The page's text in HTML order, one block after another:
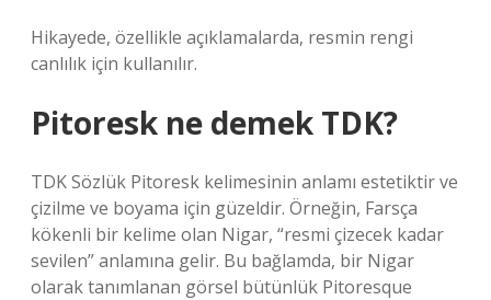
Hikayede, özellikle açıklamalarda, resmin rengi
canlılık için kullanılır.
Pitoresk ne demek TDK?
TDK Sözlük Pitoresk kelimesinin anlamı estetiktir ve
çizilme ve boyama için güzeldir. Örneğin, Farsça
kökenli bir kelime olan Nigar, “resmi çizecek kadar
sevilen” anlamına gelir. Bu bağlamda, bir Nigar
olarak tanımlanan görsel bütünlük Pitoresque